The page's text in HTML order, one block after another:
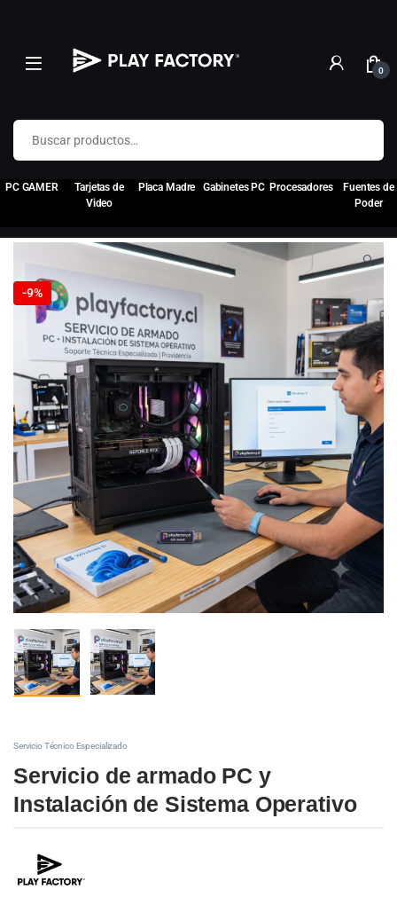
0
Buscar por:
PC GAMER
Tarjetas de
Video
Placa Madre Gabinetes PC Procesadores
Fuentes de
Poder
-9%
🔍
Servicio Técnico Especializado
Servicio de armado PC y
Instalación de Sistema Operativo